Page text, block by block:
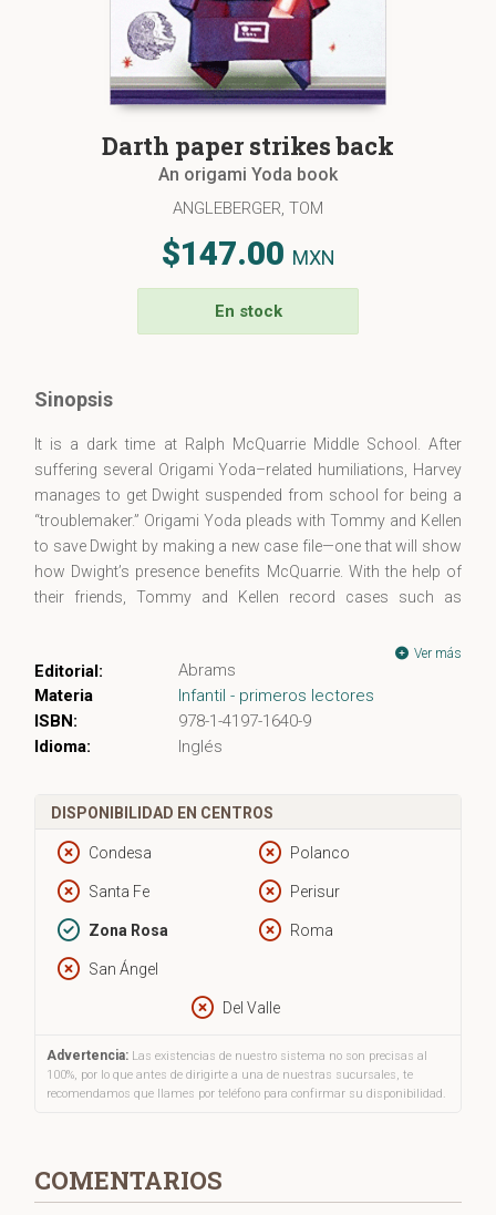
Darth paper strikes back
An origami Yoda book
ANGLEBERGER, TOM
$147.00 MXN
En stock
Sinopsis
It is a dark time at Ralph McQuarrie Middle School. After
suffering several Origami Yoda–related humiliations, Harvey
manages to get Dwight suspended from school for being a
“troublemaker.” Origami Yoda pleads with Tommy and Kellen
to save Dwight by making a new case file—one that will show
how Dwight’s presence benefits McQuarrie. With the help of
their friends, Tommy and Kellen record cases such as
the Exploding Pizza Bagels,” and “Origami Yoda and
Wonderland: The Musical.” But Harvey and his Darth Paper
puppet have a secret plan that could make Dwight’s
suspension permanent . . .
This is the second case file in the blockbuster bestselling
Side, showcasing his proven knack for authentically
capturing the intrigues, fads, and dramas of middle school in
“a satisfying tale of friendship and just resistance to
authority” (Kirkus Reviews, starred review).
Ver más
Editorial:
Abrams
Materia
Infantil - primeros lectores
ISBN:
978-1-4197-1640-9
Idioma:
Inglés
DISPONIBILIDAD EN CENTROS
Condesa Polanco
Santa Fe Perisur
Zona Rosa Roma
San Ángel
Del Valle
Advertencia: Las existencias de nuestro sistema no son precisas al
100%, por lo que antes de dirigirte a una de nuestras sucursales, te
recomendamos que llames por teléfono para confirmar su disponibilidad.
COMENTARIOS